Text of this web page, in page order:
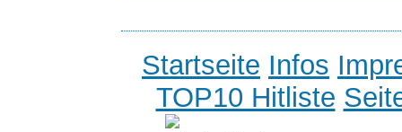
Startseite Infos
TOP10 Hitliste